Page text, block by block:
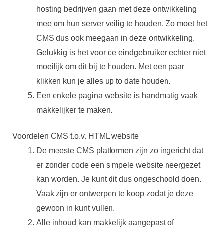
hosting bedrijven gaan met deze ontwikkeling
mee om hun server veilig te houden. Zo moet het
CMS dus ook meegaan in deze ontwikkeling.
Gelukkig is het voor de eindgebruiker echter niet
moeilijk om dit bij te houden. Met een paar
klikken kun je alles up to date houden.
Een enkele pagina website is handmatig vaak
makkelijker te maken.
Voordelen CMS t.o.v. HTML website
De meeste CMS platformen zijn zo ingericht dat
er zonder code een simpele website neergezet
kan worden. Je kunt dit dus ongeschoold doen.
Vaak zijn er ontwerpen te koop zodat je deze
gewoon in kunt vullen.
Alle inhoud kan makkelijk aangepast of